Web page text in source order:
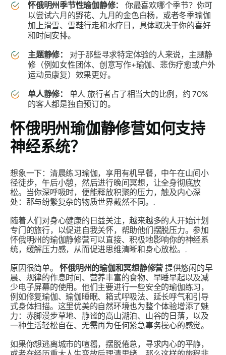
怀俄明州季节性瑜伽静修：
你最喜欢哪个季节？你可
以尝试六月的野花、九月的金色白杨，或者冬季瑜伽
加上滑雪、雪鞋行走和水疗日，具体取决于你的喜好
和时间安排。
主题静修： 对于那些寻求特定体验的人来说，主题静
修（例如女性团体、创意写作+瑜伽、悲伤疗愈或户外
运动员康复）效果更好。
单人静修： 单人 旅行者占了相当大的比例，约 70%
的客人都是独自预订的。
怀俄明州瑜伽静修营如何支持
神经系统？
想象一下：清晨练习瑜伽，享用有机早餐，中午在山间小
径徒步，午后小憩，然后进行晚间冥想，让全身彻底放
松。当你深呼吸时，便能释放积聚的压力，触及内心深
处：那与纷繁复杂的物质世界截然不同。.
随着人们对身心健康的日益关注，越来越多的人开始计划
专门的旅行，以促进自我关怀，帮助他们摆脱压力。参加
怀俄明州的瑜伽静修营可以直接、积极地影响你的神经系
统，缓解压力感，从而促进思维清晰和身心放松。.
原因很简单。
怀俄明州的瑜伽和冥想静修营 提供悠闲的早
晨、规律的作息时间、营养丰富的食物、早睡早起以及减
少电子屏幕的使用。他们主要进行一些安全的瑜伽练习，
例如修复瑜伽、瑜伽睡眠、箱式呼吸法、延长呼气和引导
式身体扫描。这里优美的自然环境也为整个体验增添了魅
力：赤脚漫步草地、静谧的高山湖泊、山谷的日落，以及
一种生活轻松自在、无需再为任何紧急事务操心的感觉。
如果你想逃离城市的喧嚣，摆脱倦怠，寻求内心的平静，